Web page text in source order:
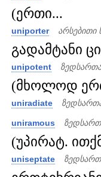
(ერთი...
uniporter არსებითი
გადამტანი
unipotent
(მხოლოდ
uniradiate
uniramous
(უპირატ.
uniseptate